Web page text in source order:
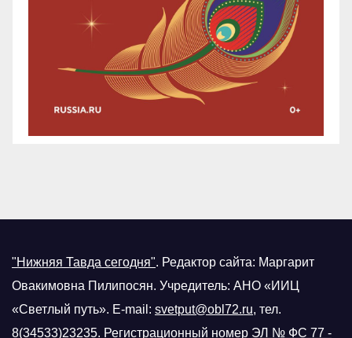
"Нижняя Тавда сегодня". Редактор сайта: Маргарит
Овакимовна Пилипосян. Учредитель: АНО «ИИЦ
«Светлый путь». E-mail: svetput@obl72.ru, тел.
8(34533)23235. Регистрационный номер ЭЛ № ФС 77 -